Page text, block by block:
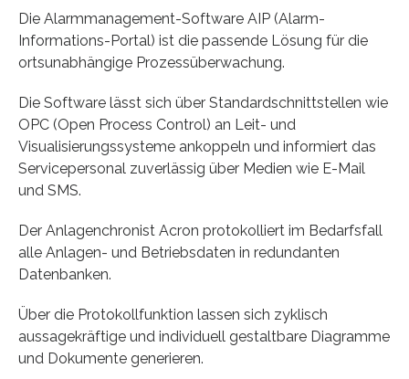
Die Alarmmanagement-Software AIP (Alarm-
Informations-Portal) ist die passende Lösung für die
ortsunabhängige Prozessüberwachung.
Die Software lässt sich über Standardschnittstellen wie
OPC (Open Process Control) an Leit- und
Visualisierungssysteme ankoppeln und informiert das
Servicepersonal zuverlässig über Medien wie E-Mail
und SMS.
Der Anlagenchronist Acron protokolliert im Bedarfsfall
alle Anlagen- und Betriebsdaten in redundanten
Datenbanken.
Über die Protokollfunktion lassen sich zyklisch
aussagekräftige und individuell gestaltbare Diagramme
und Dokumente generieren.